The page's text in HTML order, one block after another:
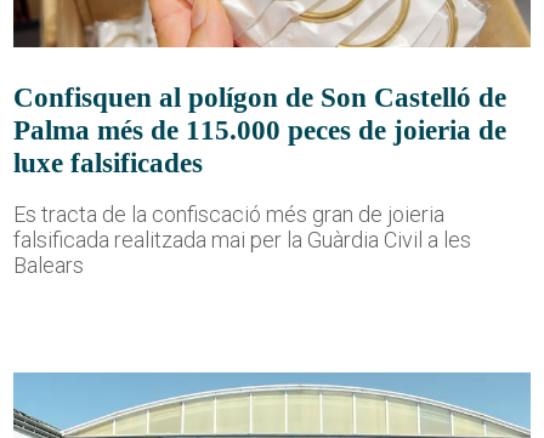
Confisquen al polígon de Son Castelló de
Palma més de 115.000 peces de joieria de
luxe falsificades
Es tracta de la confiscació més gran de joieria
falsificada realitzada mai per la Guàrdia Civil a les
Balears